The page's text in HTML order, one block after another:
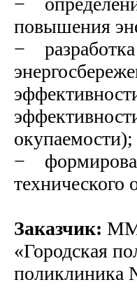
повышения
− разработка
окупаемости);
−
технического
Заказчик:
«Городская
поликлиника